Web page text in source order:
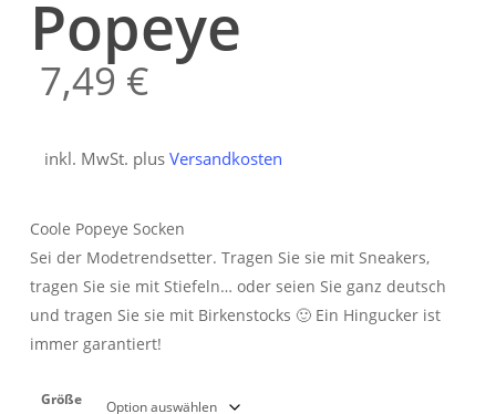
Popeye
7,49 €
inkl. MwSt. plus Versandkosten
Coole Popeye Socken
Sei der Modetrendsetter. Tragen Sie sie mit Sneakers,
tragen Sie sie mit Stiefeln… oder seien Sie ganz deutsch
und tragen Sie sie mit Birkenstocks 🙂 Ein Hingucker ist
immer garantiert!
Größe